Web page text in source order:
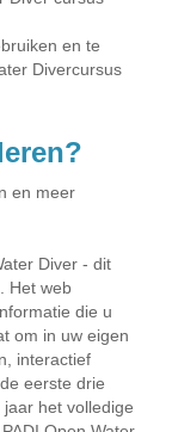
en te
Divercursus
en meer
Diver - dit
Het web
die u
om in uw eigen
interactief
eerste drie
het volledige